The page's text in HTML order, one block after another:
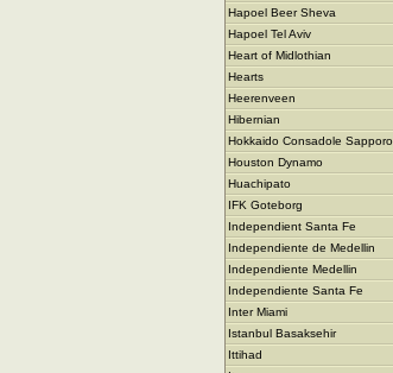
Hapoel Beer Sheva
Hapoel Tel Aviv
Heart of Midlothian
Hearts
Heerenveen
Hibernian
Hokkaido Consadole Sapporo
Houston Dynamo
Huachipato
IFK Goteborg
Independient Santa Fe
Independiente de Medellin
Independiente Medellin
Independiente Santa Fe
Inter Miami
Istanbul Basaksehir
Ittihad